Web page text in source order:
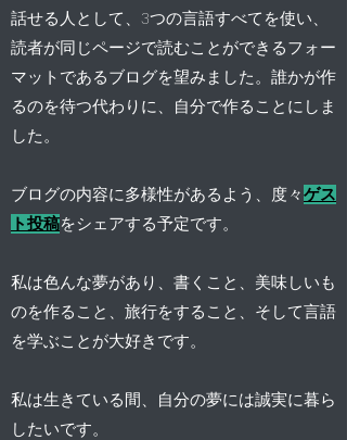
話せる人として、3つの言語すべてを使い、
読者が同じページで読むことができるフォー
マットであるブログを望みました。誰かが作
るのを待つ代わりに、自分で作ることにしま
した。
ブログの内容に多様性があるよう、度々ゲス
ト投稿をシェアする予定です。
私は色んな夢があり、書くこと、美味しいも
のを作ること、旅行をすること、そして言語
を学ぶことが大好きです。
私は生きている間、自分の夢には誠実に暮ら
したいです。